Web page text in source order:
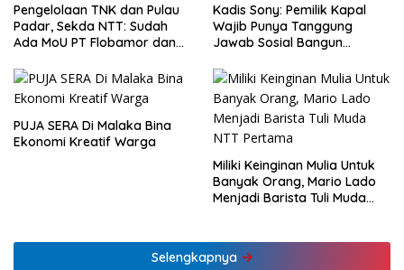
Pengelolaan TNK dan Pulau
Padar, Sekda NTT: Sudah
Ada MoU PT Flobamor dan
Kadis Sony: Pemilik Kapal
Wajib Punya Tanggung
Jawab Sosial Bangun
PUJA SERA Di Malaka Bina
Ekonomi Kreatif Warga
Miliki Keinginan Mulia Untuk
Banyak Orang, Mario Lado
Menjadi Barista Tuli Muda
Selengkapnya